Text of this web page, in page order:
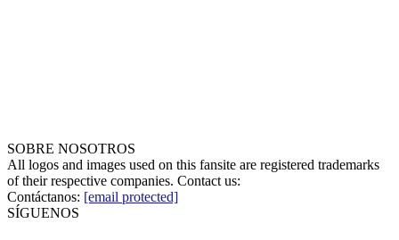
SOBRE NOSOTROS
All logos and images used on this fansite are registered trademarks
of their respective companies. Contact us:
Contáctanos: [email protected]
SÍGUENOS